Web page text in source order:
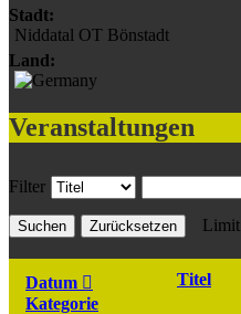
Stadt:
Niddatal OT Bönstadt
Land:
Veranstaltungen
Filter
Suchen Zurücksetzen Limit
Datum Titel
Kategorie